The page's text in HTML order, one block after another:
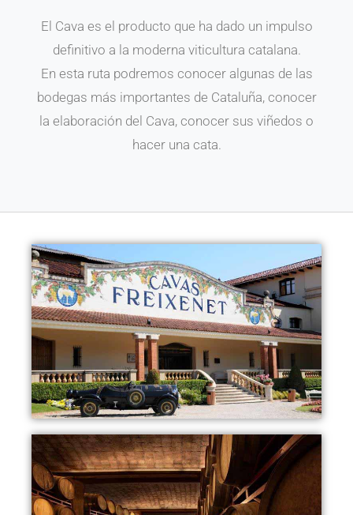
El Cava es el producto que ha dado un impulso
definitivo a la moderna viticultura catalana.
En esta ruta podremos conocer algunas de las
bodegas más importantes de Cataluña, conocer
la elaboración del Cava, conocer sus viñedos o
hacer una cata.